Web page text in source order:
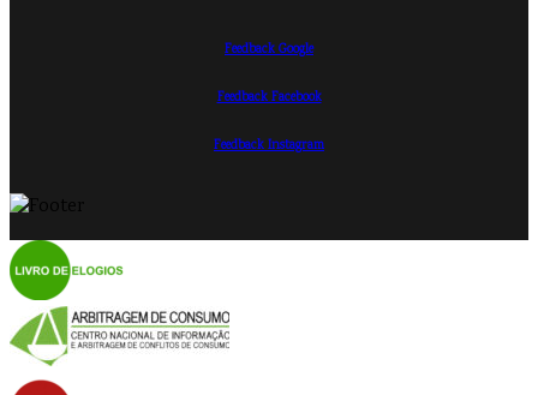
Feedback Google
Feedback Facebook
Feedback Instagram